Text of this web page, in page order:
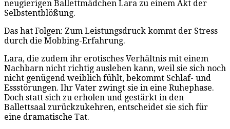
neugierigen Ballettmädchen Lara zu einem Akt der
Selbstentblößung.
Das hat Folgen: Zum Leistungsdruck kommt der Stress
durch die Mobbing-Erfahrung.
Lara, die zudem ihr erotisches Verhältnis mit einem
Nachbarn nicht richtig ausleben kann, weil sie sich noch
nicht genügend weiblich fühlt, bekommt Schlaf- und
Essstörungen. Ihr Vater zwingt sie in eine Ruhephase.
Doch statt sich zu erholen und gestärkt in den
Ballettsaal zurückzukehren, entscheidet sie sich für
eine dramatische Tat.